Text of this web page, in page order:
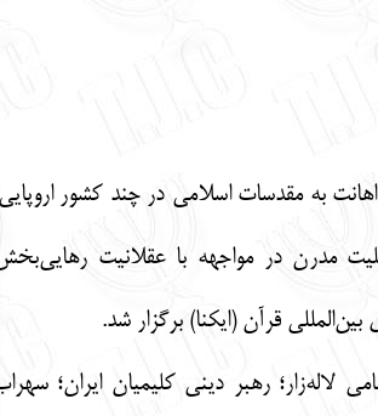
به مقدسات اسلامی در چند کشور
مدرن در مواجهه با عقلانیت
رهبر دینی کلیمیان ایران؛